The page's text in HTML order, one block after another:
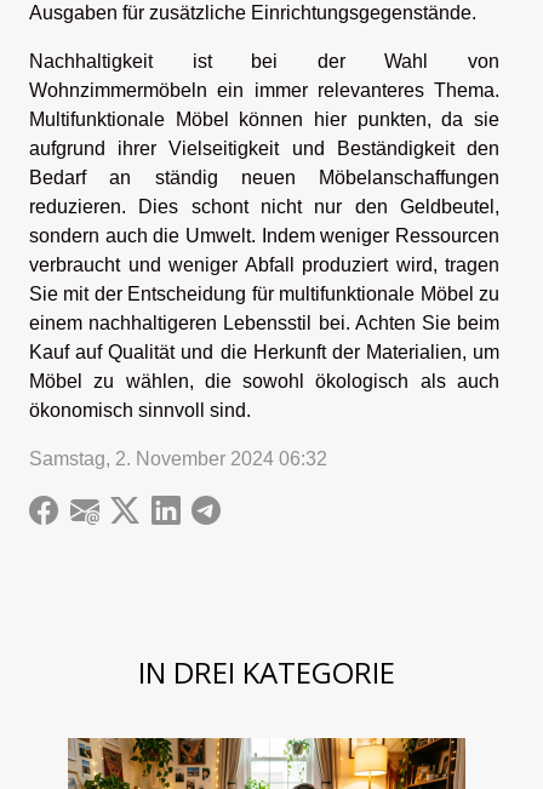
Ausgaben für zusätzliche Einrichtungsgegenstände.
Nachhaltigkeit ist bei der Wahl von
Wohnzimmermöbeln ein immer relevanteres Thema.
Multifunktionale Möbel können hier punkten, da sie
aufgrund ihrer Vielseitigkeit und Beständigkeit den
Bedarf an ständig neuen Möbelanschaffungen
reduzieren. Dies schont nicht nur den Geldbeutel,
sondern auch die Umwelt. Indem weniger Ressourcen
verbraucht und weniger Abfall produziert wird, tragen
Sie mit der Entscheidung für multifunktionale Möbel zu
einem nachhaltigeren Lebensstil bei. Achten Sie beim
Kauf auf Qualität und die Herkunft der Materialien, um
Möbel zu wählen, die sowohl ökologisch als auch
ökonomisch sinnvoll sind.
Samstag, 2. November 2024 06:32
IN DREI KATEGORIE